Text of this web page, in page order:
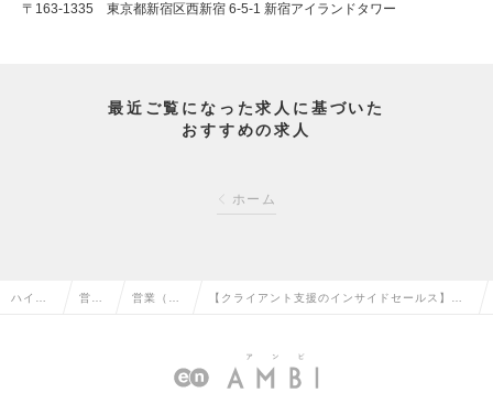
〒163-1335 東京都新宿区西新宿 6-5-1 新宿アイランドタワー
最近ご覧になった求人に基づいた
おすすめの求人
ホーム
ハイク 営業 営業（法 【クライアント支援のインサイドセールス】基
のベンチャーの求人情報